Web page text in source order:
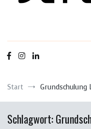
Start Grundschulung
Schlagwort: